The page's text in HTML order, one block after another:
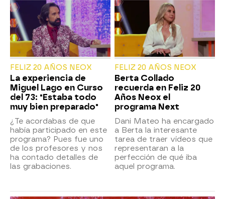
FELIZ 20 AÑOS NEOX
La experiencia de
Miguel Lago en Curso
del 73: "Estaba todo
muy bien preparado"
¿Te acordabas de que
había participado en este
programa? Pues fue uno
de los profesores y nos
ha contado detalles de
las grabaciones.
FELIZ 20 AÑOS NEOX
Berta Collado
recuerda en Feliz 20
Años Neox el
programa Next
Dani Mateo ha encargado
a Berta la interesante
tarea de traer vídeos que
representaran a la
perfección de qué iba
aquel programa.